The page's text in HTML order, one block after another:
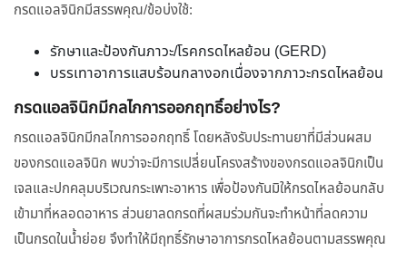
กรดแอลจินิกมีสรรพคุณ/ข้อบ่งใช้:
รักษาและป้องกันภาวะ/โรคกรดไหลย้อน (GERD)
บรรเทาอาการแสบร้อนกลางอกเนื่องจากภาวะกรดไหลย้อน
กรดแอลจินิกมีกลไกการออกฤทธิ์อย่างไร?
กรดแอลจินิกมีกลไกการออกฤทธิ์ โดยหลังรับประทานยาที่มีส่วนผสม
ของกรดแอลจินิก พบว่าจะมีการเปลี่ยนโครงสร้างของกรดแอลจินิกเป็น
เจลและปกคลุมบริเวณกระเพาะอาหาร เพื่อป้องกันมิให้กรดไหลย้อนกลับ
เข้ามาที่หลอดอาหาร ส่วนยาลดกรดที่ผสมร่วมกันจะทำหน้าที่ลดความ
เป็นกรดในน้ำย่อย จึงทำให้มีฤทธิ์รักษาอาการกรดไหลย้อนตามสรรพคุณ